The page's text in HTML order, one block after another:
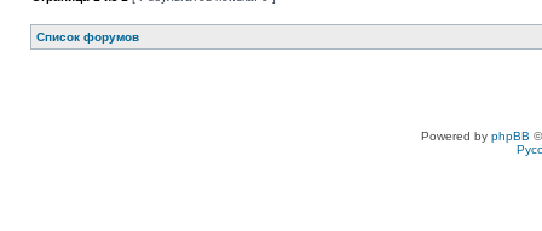
Список форумов
Powered by phpBB